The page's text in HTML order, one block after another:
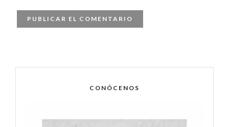
CONÓCENOS